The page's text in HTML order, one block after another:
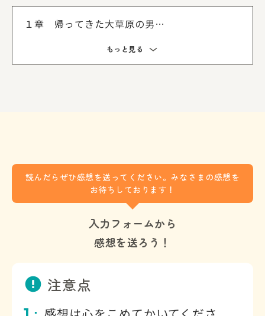
１章 帰ってきた大草原の男
３章 シャーマンのたくらみ
もっと見る
読んだらぜひ感想を送ってください。みなさまの感想を
お待ちしております！
入力フォームから
感想を送ろう！
注意点